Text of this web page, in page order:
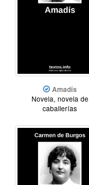
Amadís
Novela, novela de
caballerías